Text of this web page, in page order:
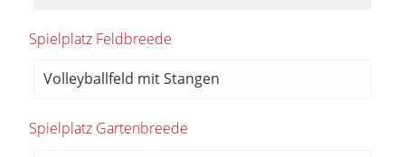
Spielplatz Feldbreede
Volleyballfeld mit Stangen
Spielplatz Gartenbreede